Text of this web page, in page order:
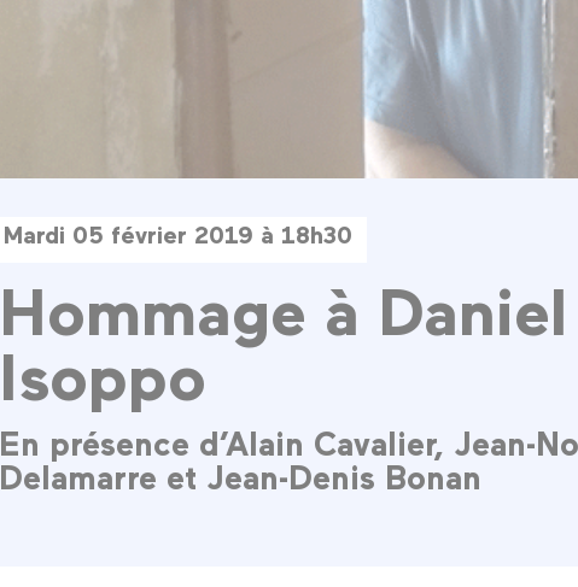
Mardi 05 février 2019 à 18h30
Hommage à Daniel
Isoppo
En présence d’Alain Cavalier, Jean-
Delamarre et Jean-Denis Bonan